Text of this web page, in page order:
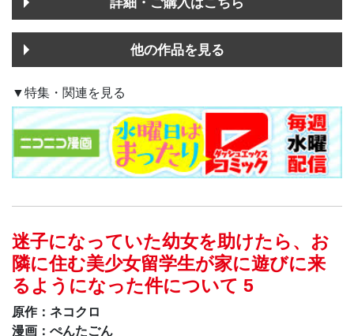
他の作品を見る
▼特集・関連を見る
迷子になっていた幼女を助けたら、お
隣に住む美少女留学生が家に遊びに来
るようになった件について 5
原作：ネコクロ
漫画：ぺんたごん